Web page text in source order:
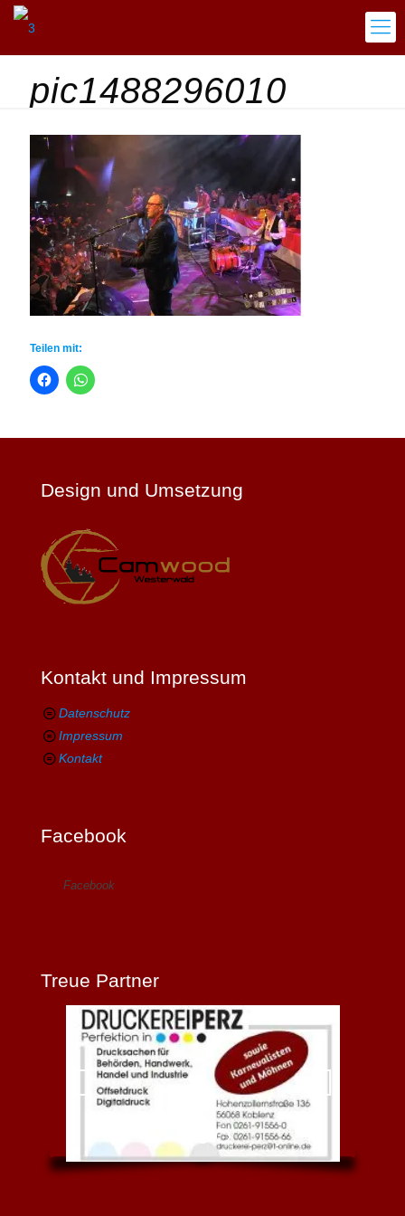
pic1488296010
Teilen mit:
Design und Umsetzung
Kontakt und Impressum
Datenschutz
Impressum
Kontakt
Facebook
Facebook
Treue Partner